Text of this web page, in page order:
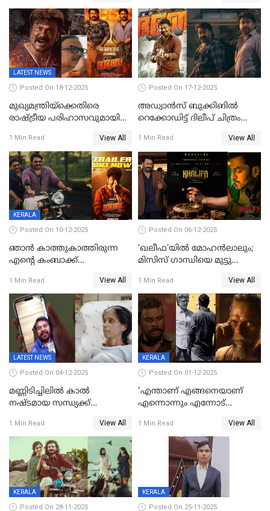
LATEST NEWS
Posted On 18-12-2025
മുഖ്യമന്ത്രിയ്ക്കെതിരെ
രാഷ്ട്രീയ പരിഹാസവുമായി
1 Min Read View All
Posted On 17-12-2025
അഡ്വാൻസ് ബുക്കിങിൽ
റെക്കോഡിട്ട് ദിലീപ് ചിത്രം
റെക്കോർഡ് വിൽപ്പന;
മണിക്കൂറില്‍ വിറ്റത്
1000ത്തിന് മുകളിൽ ടിക്കറ്റ്
1 Min Read View All
KERALA
Posted On 10-12-2025
ഞാന്‍ കാത്തുകാത്തിരുന്ന
എന്റെ കംബാക്ക്
പുറത്ത്
1 Min Read View All
Posted On 06-12-2025
‘ഖലീഫ’യിൽ മോഹൻലാലും;
മിസിസ് ഗാന്ധിയെ മുട്ടു
അഹമ്മദ് അലിയായെത്തും
1 Min Read View All
LATEST NEWS
Posted On 04-12-2025
മണ്ണിടിച്ചിലിൽ കാല്‍
നഷ്ടമായ സന്ധ്യക്ക്
വീഡിയോകോൾ;
കൃത്രിമക്കാല്‍ നല്‍കാമെന്ന്
താരം, വീട്
നിര്‍മിക്കുന്നതിനുള്ള
ഇടപെടലും നടത്തും
1 Min Read View All
KERALA
Posted On 01-12-2025
'എന്താണ് എങ്ങനെയാണ്
എന്നൊന്നും എന്നോട്
താനുമുണ്ടെന്ന് വിനായകൻ
1 Min Read View All
KERALA
Posted On 28-11-2025
KERALA
Posted On 25-11-2025